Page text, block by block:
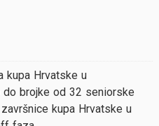
kupa Hrvatske u
do brojke od 32 seniorske
kupa Hrvatske u